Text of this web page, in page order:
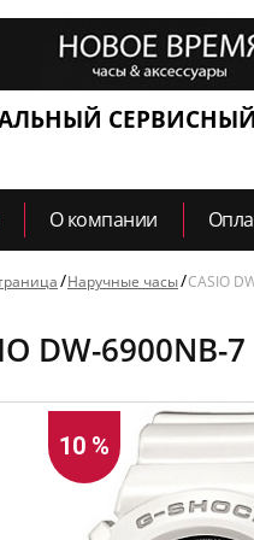
СЕРВИСНЫЙ
О компании
Наручные часы CASIO
DW-6900NB-7
10 %